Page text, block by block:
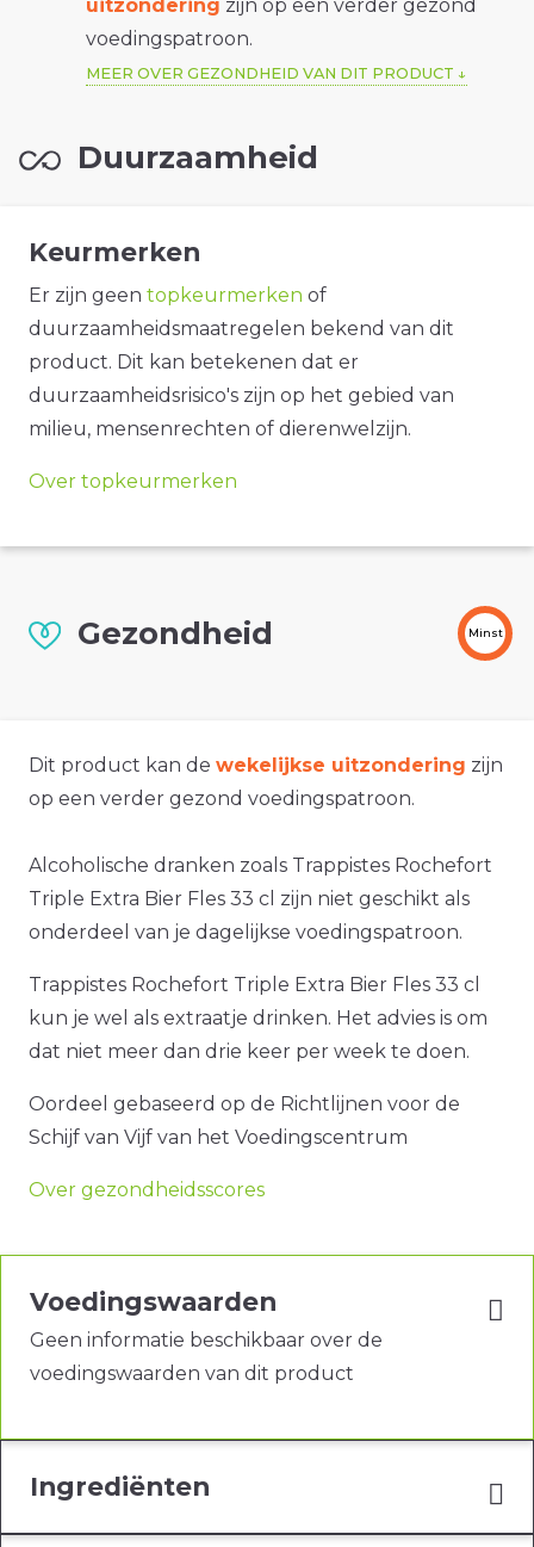
uitzondering zijn op een verder gezond
voedingspatroon.
MEER OVER GEZONDHEID VAN DIT PRODUCT
Duurzaamheid
Keurmerken
Er zijn geen topkeurmerken of
duurzaamheidsmaatregelen bekend van dit
product. Dit kan betekenen dat er
duurzaamheidsrisico's zijn op het gebied van
milieu, mensenrechten of dierenwelzijn.
Over topkeurmerken
Gezondheid Minst
Dit product kan de wekelijkse uitzondering zijn
op een verder gezond voedingspatroon.
Alcoholische dranken zoals Trappistes Rochefort
Triple Extra Bier Fles 33 cl zijn niet geschikt als
onderdeel van je dagelijkse voedingspatroon.
Trappistes Rochefort Triple Extra Bier Fles 33 cl
kun je wel als extraatje drinken. Het advies is om
dat niet meer dan drie keer per week te doen.
Oordeel gebaseerd op de Richtlijnen voor de
Schijf van Vijf van het Voedingscentrum
Over gezondheidsscores
Voedingswaarden
Geen informatie beschikbaar over de
voedingswaarden van dit product
Ingrediënten